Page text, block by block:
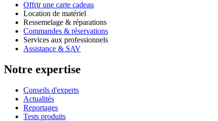
Offrir une carte cadeau
Location de matériel
Ressemelage & réparations
Commandes & réservations
Services aux professionnels
Assistance & SAV
Notre expertise
Conseils d'experts
Actualités
Reportages
Tests produits